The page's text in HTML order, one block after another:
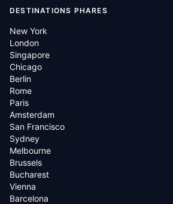
DESTINATIONS PHARES
New York
London
Singapore
Chicago
Berlin
Rome
Paris
Amsterdam
San Francisco
Sydney
Melbourne
Brussels
Bucharest
Vienna
Barcelona